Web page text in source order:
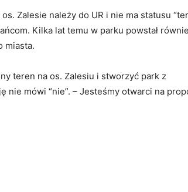
Zalesie należy do UR i nie ma statusu
Kilka lat temu w parku powstał
miasta.
teren na os. Zalesiu i stworzyć park z
nie mówi “nie”. – Jesteśmy otwarci na